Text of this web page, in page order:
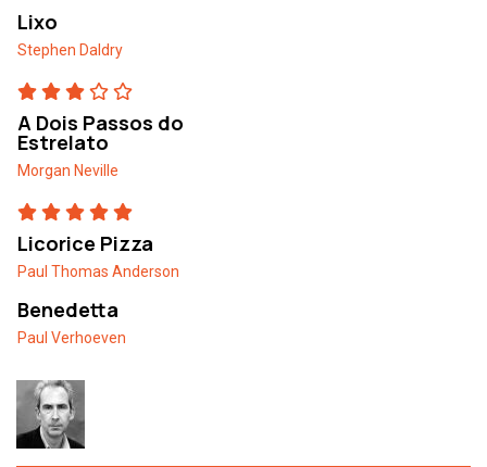
Lixo
Stephen Daldry
A Dois Passos do
Estrelato
Morgan Neville
Licorice Pizza
Paul Thomas Anderson
Benedetta
Paul Verhoeven